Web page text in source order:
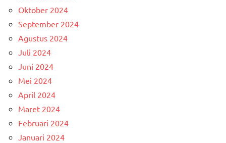
Oktober 2024
September 2024
Agustus 2024
Juli 2024
Juni 2024
Mei 2024
April 2024
Maret 2024
Februari 2024
Januari 2024